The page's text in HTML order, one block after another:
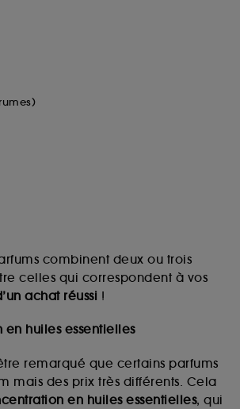
combinent deux ou trois
celles qui correspondent à vos
achat réussi !
huiles essentielles
remarqué que certains parfums
mais des prix très différents. Cela
en huiles essentielles, qui